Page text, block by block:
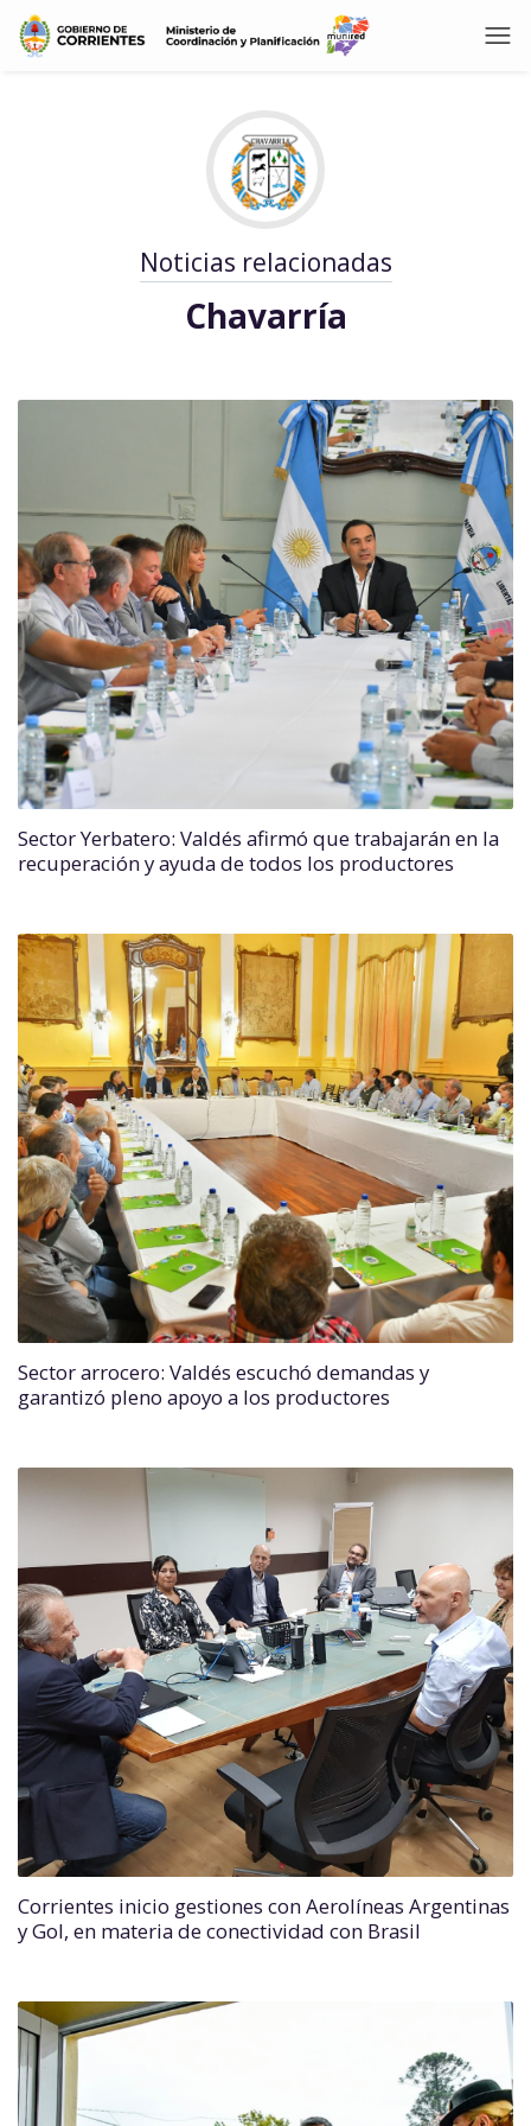
Noticias relacionadas
Chavarría
Sector Yerbatero: Valdés afirmó que trabajarán en la
recuperación y ayuda de todos los productores
Sector arrocero: Valdés escuchó demandas y
garantizó pleno apoyo a los productores
Corrientes inicio gestiones con Aerolíneas Argentinas
y Gol, en materia de conectividad con Brasil